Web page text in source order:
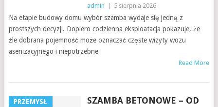
admin 5 sierpnia 2026
Na etapie budowy domu wybór szamba wydaje się jedną z
prostszych decyzji. Dopiero codzienna eksploatacja pokazuje, że
źle dobrana pojemność może oznaczać częste wizyty wozu
asenizacyjnego i niepotrzebne
Read More
PRZEMYSŁ
SZAMBA BETONOWE – OD